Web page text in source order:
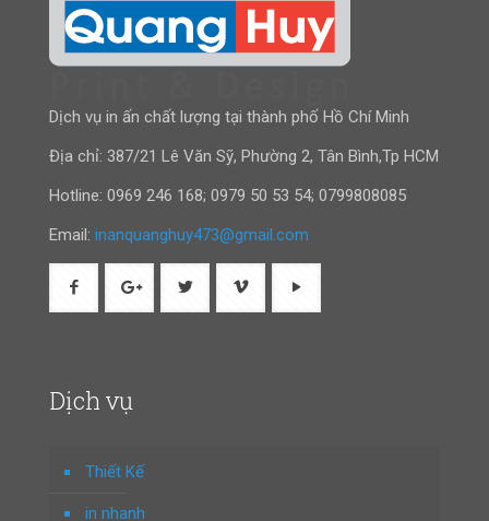
Dịch vụ in ấn chất lượng tại thành phố Hồ Chí Minh
Địa chỉ: 387/21 Lê Văn Sỹ, Phường 2, Tân Bình,Tp HCM
Hotline: 0969 246 168; 0979 50 53 54; 0799808085
Email: inanquanghuy473@gmail.com
Dịch vụ
Thiết Kế
in nhanh